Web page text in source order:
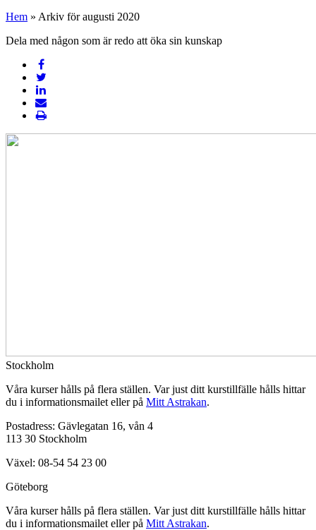
Hem » Arkiv för augusti 2020
Dela med någon som är redo att öka sin kunskap
Stockholm
Våra kurser hålls på flera ställen. Var just ditt kurstillfälle hålls hittar
du i informationsmailet eller på Mitt Astrakan.
Postadress: Gävlegatan 16, vån 4
113 30 Stockholm
Växel: 08-54 54 23 00
Göteborg
Våra kurser hålls på flera ställen. Var just ditt kurstillfälle hålls hittar
du i informationsmailet eller på Mitt Astrakan.